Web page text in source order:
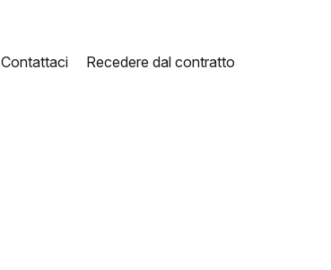
Contattaci Recedere dal contratto